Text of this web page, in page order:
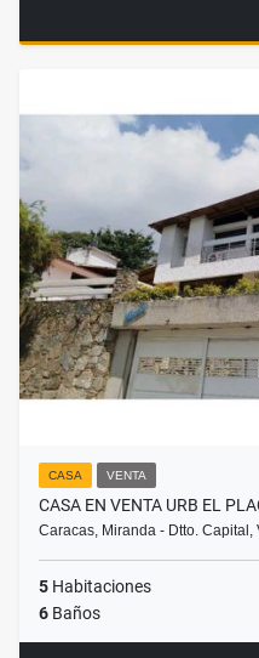
CASA VENTA
CASA EN VENTA URB EL
Caracas, Miranda - Dtto. Capital,
5 Habitaciones
6 Baños